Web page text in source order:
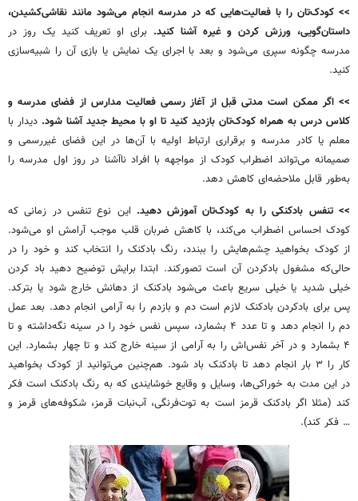
>> کودک‌تان را با فعالیت‌هایی که در مدرسه انجام می‌شود مانند نقاشی‌کشیدن،
داستان‌گویی، ورزش کردن و غیره آشنا کنید. برای او تعریف کنید یک روز در
مدرسه چگونه سپری می‌شود و بعد با اجرای یک نمایش یا بازی آن را شبیه‌سازی
کنید.
>>اگر ممکن است مدتی قبل از آغاز رسمی فعالیت مدارس از فضای مدرسه و
کلاس درس به همراه کودک‌تان بازدید کنید تا او با محیط جدید آشنا شود. دیدار با
معلم یا کادر مدرسه و برقراری ارتباط اولیه با آن‌ها در این فضای غیررسمی و
صمیمانه می‌تواند اضطراب کودک از مواجهه با افراد ناآشنا در روز اول مدرسه را
به‌طور قابل ملاحضه‌ای کاهش دهد.
>>تنفس بادکنکی را به کودک‌تان آموزش دهید. این نوع تنفس در زمانی که
کودک احساس اضطراب می‌کند، با کاهش ضربان قلب موجب آرامش او می‌شود.
از کودک بخواهید چشم‌هایش را ببندد، رنگ بادکنک‌ را انتخاب کند و خود را در
حالی‌که مشغول بادکردن آن است تصورکند. ابتدا برایش توضیح دهید باد کردن
خیلی شدید یا خیلی سریع باعث می‌شود بادکنک از دهانش خارج شود یا بترکد.
پس برای بادکردن بادکنک لازم است دم و بازدم را به آرامی انجام دهد. بعد عمل
دم را انجام دهد و تا عدد ۴ بشمارد، سپس نفس خود را در سینه نگه‌داشته و تا
۴ بشمارد و در آخر نفس‌اش را به آرامی از سینه خارج کند و تا چهار بشمارد. این
کار را ۳ بار انجام دهد تا بادکنک باد شود. هم‌چنین می‌توانید از کودک بخواهید
در این مدت به خوراکی‌ها، وسایل و وقایع خوشایندی که به رنگ بادکنک است فکر
کند (مثلا اگر بادکنک قرمز است به توت‌فرنگی، آب‌نبات قرمز، شکوفه‌های قرمز و
… فکر کند).